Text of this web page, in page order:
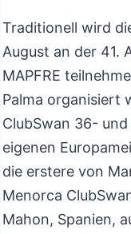
Traditionell wird
August an der 41.
MAPFRE
Palma organisiert
ClubSwan 36-
eigenen
die erstere von
Menorca
Mahon, Spanien,